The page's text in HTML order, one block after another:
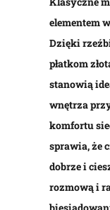
elementem
Dzięki
płatkom
stanowią
wnętrza
komfortu
sprawia, że
dobrze i
rozmową i